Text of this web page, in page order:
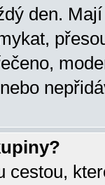
den.
nebo
cestou,